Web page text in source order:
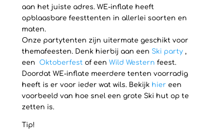
aan het juiste adres. WE-inflate heeft
opblaasbare feesttenten in allerlei soorten en
maten.
Onze partytenten zijn uitermate geschikt voor
themafeesten. Denk hierbij aan een Ski party,
een Oktoberfest of een Wild Western feest.
Doordat WE-inflate meerdere tenten voorradig
heeft is er voor ieder wat wils. Bekijk hier een
voorbeeld van hoe snel een grote Ski hut op te
zetten is.
Tip!